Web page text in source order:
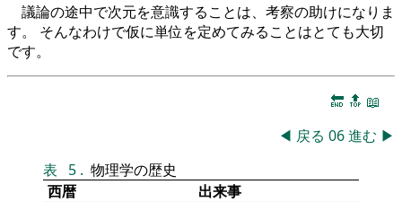
議論の途中で次元を意識することは、考察の助けになりま
す。 そんなわけで仮に単位を定めてみることはとても大切
です。
🔚 🔝 📖
◀ 戻る 06進む ▶
表
5 . 物理学の歴史
西暦
出来事